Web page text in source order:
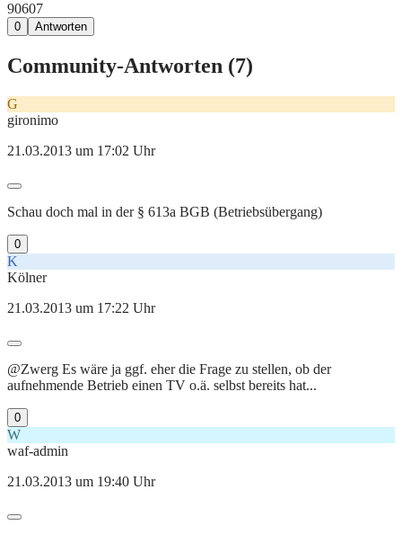
90607
0 Antworten
Community-Antworten (7)
G
gironimo
21.03.2013 um 17:02 Uhr
Schau doch mal in der § 613a BGB (Betriebsübergang)
0
K
Kölner
21.03.2013 um 17:22 Uhr
@Zwerg Es wäre ja ggf. eher die Frage zu stellen, ob der
aufnehmende Betrieb einen TV o.ä. selbst bereits hat...
0
W
waf-admin
21.03.2013 um 19:40 Uhr